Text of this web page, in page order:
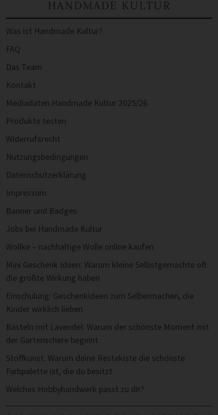
HANDMADE KULTUR
Was ist Handmade Kultur?
FAQ
Das Team
Kontakt
Mediadaten Handmade Kultur 2025/26
Produkte testen
Widerrufsrecht
Nutzungsbedingungen
Datenschutzerklärung
Impressum
Banner und Badges
Jobs bei Handmade Kultur
Wollke – nachhaltige Wolle online kaufen
Mini Geschenk Ideen: Warum kleine Selbstgemachte oft
die größte Wirkung haben
Einschulung: Geschenkideen zum Selbermachen, die
Kinder wirklich lieben
Basteln mit Lavendel: Warum der schönste Moment mit
der Gartenschere beginnt
Stoffkunst: Warum deine Restekiste die schönste
Farbpalette ist, die du besitzt
Welches Hobbyhandwerk passt zu dir?